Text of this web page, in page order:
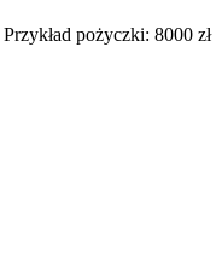
pożyczki: 8000 zł